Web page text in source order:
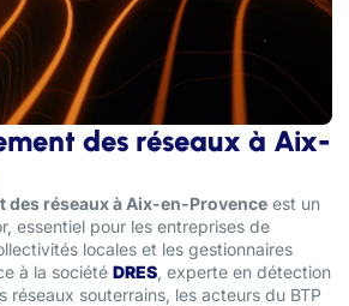
des réseaux à Aix-
des réseaux à Aix-en-Provence est un
essentiel pour les entreprises de
locales et les gestionnaires
à la société DRES , experte en détection
réseaux souterrains, les acteurs du BTP